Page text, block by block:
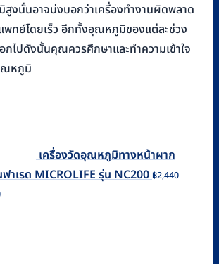
งนั่นอาจบ่งบอกว่าเครื่องทำงานผิดพลาด
พทย์โดยเร็ว อีกทั้งอุณหภูมิของแต่ละช่วง
ไปดังนั้นคุณควรศึกษาและทำความเข้าใจ
ณหภูมิ
เครื่องวัดอุณหภูมิทางหน้าผาก
าเรด MICROLIFE รุ่น NC200 ฿2,440
Current